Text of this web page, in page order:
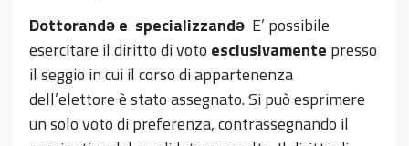
Dottorandəe specializzandə E’ possibile
esercitare il diritto di voto esclusivamente presso
il seggio in cui il corso di appartenenza
dell’elettore è stato assegnato. Si può esprimere
un solo voto di preferenza, contrassegnando il